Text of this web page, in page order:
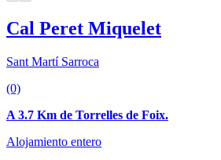
Cal Peret Miquelet
Sant Martí Sarroca
(0)
A 3.7 Km de Torrelles de Foix.
Alojamiento entero